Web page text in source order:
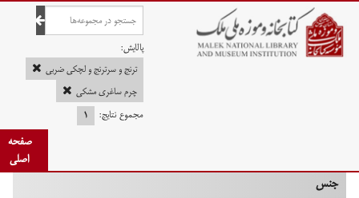
صفحه اصلی
پالایش:
ترنج و سرترنج و لچکی ضربی
چرم ساغری مشکی
مجموع نتایج:
۱
صفحه
اصلی
جنس